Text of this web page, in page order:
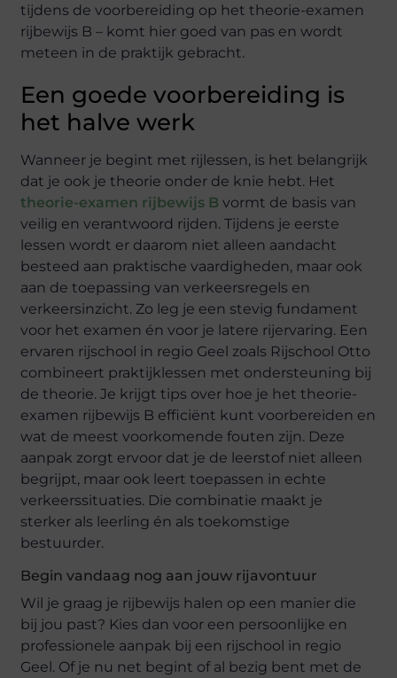
tijdens de voorbereiding op het theorie-examen
rijbewijs B – komt hier goed van pas en wordt
meteen in de praktijk gebracht.
Een goede voorbereiding is
het halve werk
Wanneer je begint met rijlessen, is het belangrijk
dat je ook je theorie onder de knie hebt. Het
theorie-examen rijbewijs B vormt de basis van
veilig en verantwoord rijden. Tijdens je eerste
lessen wordt er daarom niet alleen aandacht
besteed aan praktische vaardigheden, maar ook
aan de toepassing van verkeersregels en
verkeersinzicht. Zo leg je een stevig fundament
voor het examen én voor je latere rijervaring. Een
ervaren rijschool in regio Geel zoals Rijschool Otto
combineert praktijklessen met ondersteuning bij
de theorie. Je krijgt tips over hoe je het theorie-
examen rijbewijs B efficiënt kunt voorbereiden en
wat de meest voorkomende fouten zijn. Deze
aanpak zorgt ervoor dat je de leerstof niet alleen
begrijpt, maar ook leert toepassen in echte
verkeerssituaties. Die combinatie maakt je
sterker als leerling én als toekomstige
bestuurder.
Begin vandaag nog aan jouw rijavontuur
Wil je graag je rijbewijs halen op een manier die
bij jou past? Kies dan voor een persoonlijke en
professionele aanpak bij een rijschool in regio
Geel. Of je nu net begint of al bezig bent met de